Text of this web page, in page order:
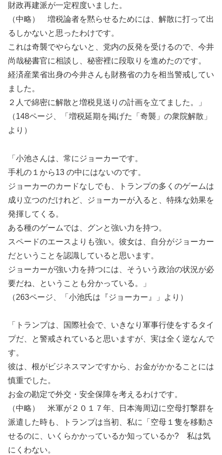
財政再建派が一定程度いました。
（中略） 増税論者を黙らせるためには、解散に打って出
るしかないと思ったわけです。
これは奇襲でやらないと、党内の反発を受けるので、今井
尚哉秘書官に相談し、秘密裡に段取りを進めたのです。
経済産業省出身の今井さんも財務省の力を相当警戒してい
ました。
２人で綿密に解散と増税見送りの計画を立てました。」
（148ページ、「増税延期を掲げた「奇襲」の衆院解散」
より）
「小池さんは、常にジョーカーです。
手札の１から13 の中にはないのです。
ジョーカーのカードなしでも、トランプの多くのゲームは
成り立つのだけれど、ジョーカーが入ると、特殊な効果を
発揮してくる。
ある種のゲームでは、グンと強い力を持つ。
スペードのエースよりも強い。彼女は、自分がジョーカー
だということを認識していると思います。
ジョーカーが強い力を持つには、そういう政治の状況が必
要だね、ということも分かっている。」
（263ページ、「小池氏は『ジョーカー』」より）
「トランプは、国際社会で、いきなり軍事行使をするタイ
プだ、と警戒されていると思いますが、実は全く逆なんで
す。
彼は、根がビジネスマンですから、お金がかかることには
慎重でした。
お金の勘定で外交・安全保障を考えるわけです。
（中略） 米軍が２０１７年、日本海周辺に空母打撃群を
派遣した時も、トランプは当初、私に「空母１隻を移動さ
せるのに、いくらかかっているか知っているか? 私は気
にくわない。